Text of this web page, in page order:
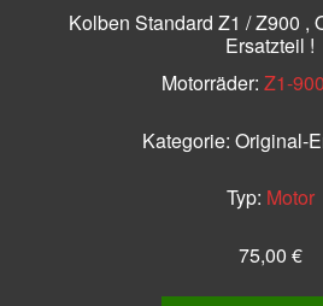
Kolben Standard Z1 / Z900 ,
Ersatzteil !
Motorräder: Z1-900
Kategorie: Original-
Typ: Motor
75,00 €